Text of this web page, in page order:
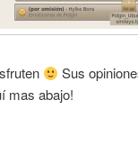
Sus
mas abajo!